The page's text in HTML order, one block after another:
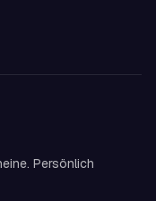
Persönlich